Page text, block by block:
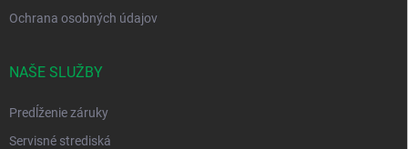
Ochrana osobných údajov
NAŠE SLUŽBY
Predĺženie záruky
Servisné strediská